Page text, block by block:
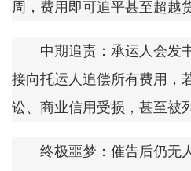
周，费用即可追平甚至超越
中期追责：承运人会发
接向托运人追偿所有费用，
讼、商业信用受损，甚至被
终极噩梦：催告后仍无